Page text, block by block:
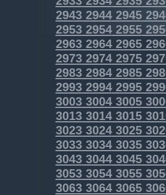
294329442945
295329542955
296329642965
297329742975
298329842985
299329942995
300330043005
301330143015
302330243025
303330343035
304330443045
305330543055
306330643065